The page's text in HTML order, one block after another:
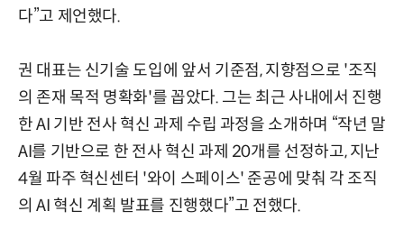
다”고 제언했다.
권 대표는 신기술 도입에 앞서 기준점, 지향점으로 '조직
의 존재 목적 명확화'를 꼽았다. 그는 최근 사내에서 진행
한 AI 기반 전사 혁신 과제 수립 과정을 소개하며 “작년 말
AI를 기반으로 한 전사 혁신 과제 20개를 선정하고, 지난
4월 파주 혁신센터 '와이 스페이스' 준공에 맞춰 각 조직
의 AI 혁신 계획 발표를 진행했다”고 전했다.